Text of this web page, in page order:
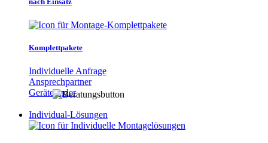
Komplettpakete
Individuelle Anfrage
Ansprechpartner
Gerätefinder
Individual-Lösungen